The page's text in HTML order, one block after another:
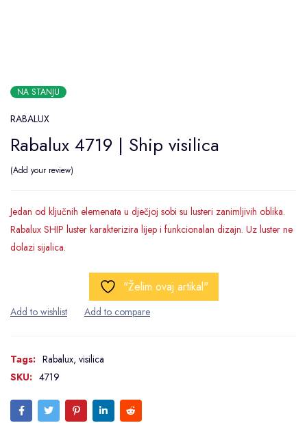
NA STANJU
RABALUX
Rabalux 4719 | Ship visilica
Add your review
Jedan od ključnih elemenata u dječjoj sobi su lusteri zanimljivih oblika.
Rabalux SHIP luster karakterizira lijep i funkcionalan dizajn. Uz luster ne
dolazi sijalica.
"Želim ovaj artikal"
Tags: Rabalux, visilica
SKU: 4719